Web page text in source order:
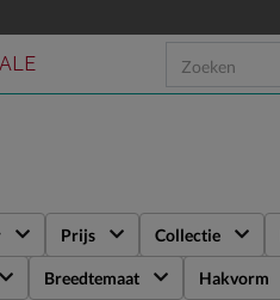
Prijs Collectie
Breedtemaat Hakvorm